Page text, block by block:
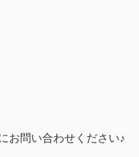
お問い合わせください♪